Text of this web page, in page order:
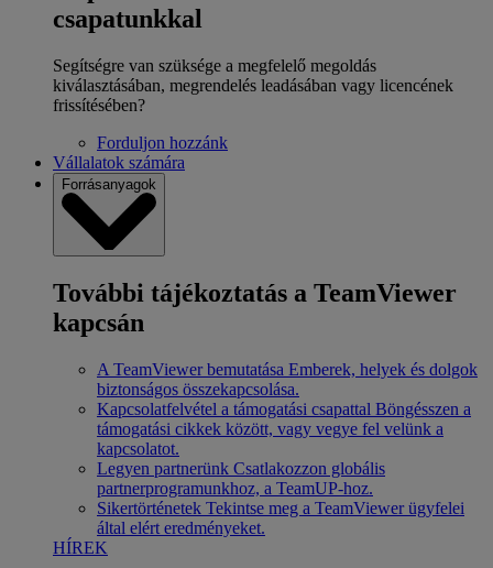
csapatunkkal
Segítségre van szüksége a megfelelő megoldás
kiválasztásában, megrendelés leadásában vagy licencének
frissítésében?
Forduljon hozzánk
Vállalatok számára
Forrásanyagok
További tájékoztatás a TeamViewer
kapcsán
A TeamViewer bemutatása Emberek, helyek és dolgok
biztonságos összekapcsolása.
Kapcsolatfelvétel a támogatási csapattal Böngésszen a
támogatási cikkek között, vagy vegye fel velünk a
kapcsolatot.
Legyen partnerünk Csatlakozzon globális
partnerprogramunkhoz, a TeamUP-hoz.
Sikertörténetek Tekintse meg a TeamViewer ügyfelei
által elért eredményeket.
HÍREK